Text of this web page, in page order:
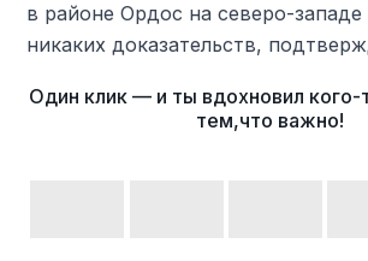
в районе Ордос на северо-западе
никаких доказательств,